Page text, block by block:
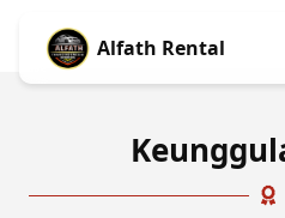
Alfath Rental